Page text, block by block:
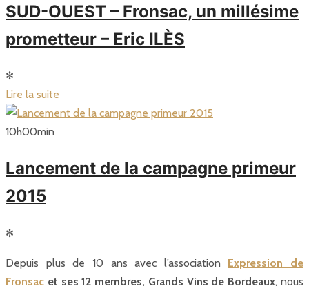
SUD-OUEST – Fronsac, un millésime
prometteur – Eric ILÈS
✻
Lire la suite
10h00min
Lancement de la campagne primeur
2015
✻
Depuis plus de 10 ans avec l’association Expression de
Fronsac et ses 12 membres, Grands Vins de Bordeaux, nous